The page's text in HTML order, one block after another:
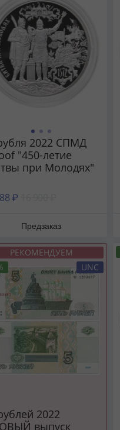
2022 СПМД
"450-летие
при Молодях"
₽
Предзаказ
РЕКОМЕНДУЕМ
UNC
выпуск